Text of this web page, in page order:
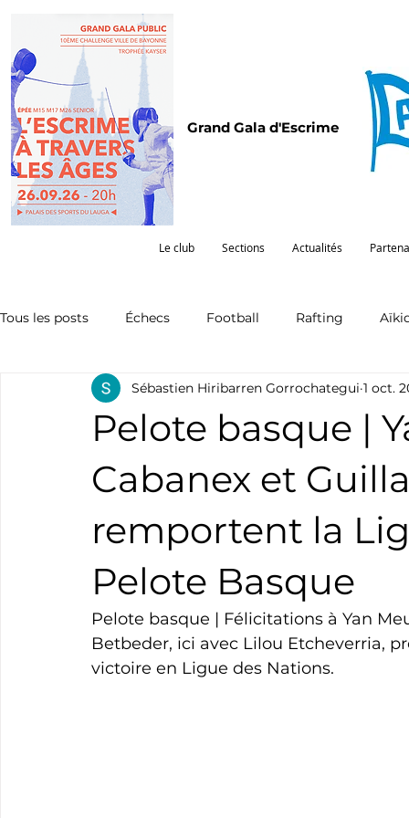
Grand Gala d'Escrime
Le club Sections Actualités
Tous les posts Échecs Football Rafting
Omnisports Partenariat Pelote Pentathlon
Natation Triathlon
Cyclotourisme Surf Basket
Pelote basque |
Cabanex et
remportent la
Pelote Basque
Sébastien Hiribarren Gorrochategui 1 oct.
Pelote basque | Félicitations à Yan
Betbeder, ici avec Lilou Etcheverria,
victoire en Ligue des Nations.